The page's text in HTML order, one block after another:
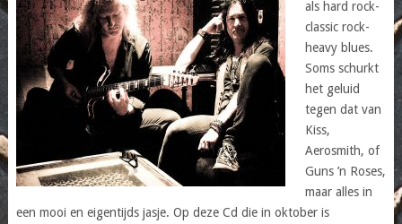
als hard rock-
classic rock-
heavy blues.
Soms schurkt
het geluid
tegen dat van
Kiss,
Aerosmith, of
Guns ’n Roses,
maar alles in
een mooi en eigentijds jasje. Op deze Cd die in oktober is